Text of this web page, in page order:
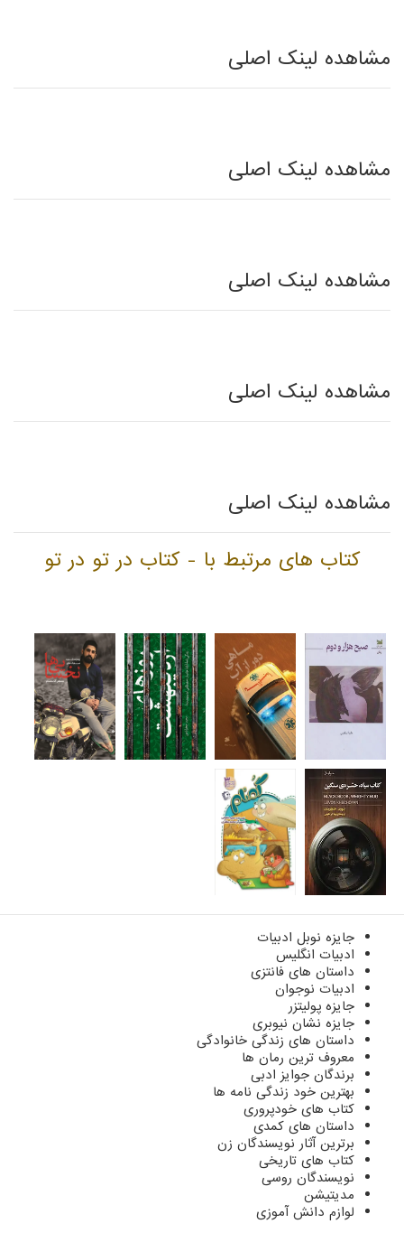
مشاهده لینک اصلی
مشاهده لینک اصلی
مشاهده لینک اصلی
مشاهده لینک اصلی
مشاهده لینک اصلی
کتاب های مرتبط با - کتاب در تو در تو
جایزه نوبل ادبیات
ادبیات انگلیس
داستان های فانتزی
ادبیات نوجوان
جایزه پولیتزر
جایزه نشان نیوبری
داستان های زندگی خانوادگی
معروف ترین رمان ها
برندگان جوایز ادبی
بهترین خود زندگی نامه ها
کتاب های خودپروری
داستان های کمدی
برترین آثار نویسندگان زن
کتاب های تاریخی
نویسندگان روسی
مدیتیشن
لوازم دانش آموزی